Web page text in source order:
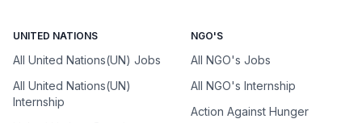
UNITED NATIONS
All United Nations(UN) Jobs
All United Nations(UN)
Internship
NGO'S
All NGO's Jobs
All NGO's Internship
Action Against Hunger